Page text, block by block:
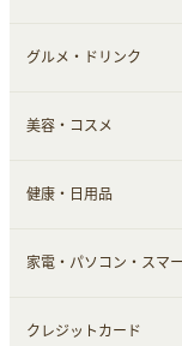
総合通販
デパート・スーパ
すべて見る
ファッション
インナー・下着
靴・フットウェア
小物・かばん
グルメ・ドリンク
すべて見る
グルメ
ドリンク
お酒
美容・コスメ
すべて見る
スキンケア
メイクアップ
健康・日用品
すべて見る
健康食品｜青汁・
家電・パソコン・スマ
すべて見る
クレジットカード